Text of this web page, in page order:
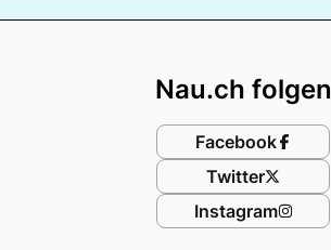
Nau.ch folgen
Facebook
Twitter
Instagram